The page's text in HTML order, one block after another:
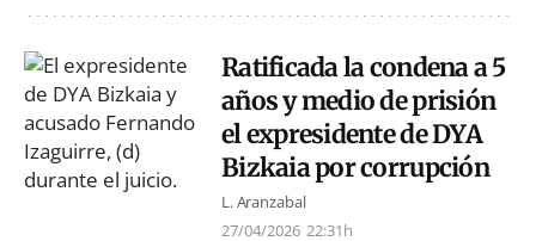
Ratificada la condena a 5
años y medio de prisión
el expresidente de DYA
Bizkaia por corrupción
L. Aranzabal
27/04/2026 22:31h